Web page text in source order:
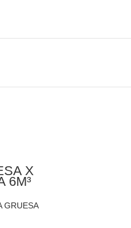
X
6M³
GRUESA